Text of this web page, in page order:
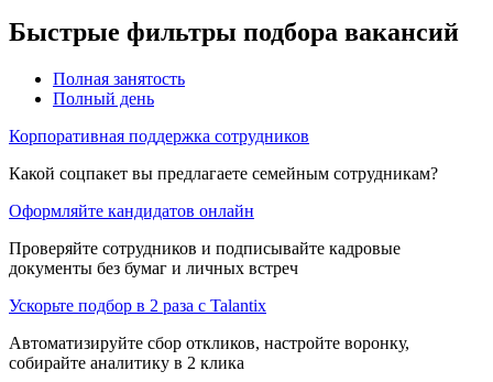
Быстрые фильтры подбора вакансий
Полная занятость
Полный день
Корпоративная поддержка сотрудников
Какой соцпакет вы предлагаете семейным сотрудникам?
Оформляйте кандидатов онлайн
Проверяйте сотрудников и подписывайте кадровые
документы без бумаг и личных встреч
Ускорьте подбор в 2 раза с Talantix
Автоматизируйте сбор откликов, настройте воронку,
собирайте аналитику в 2 клика